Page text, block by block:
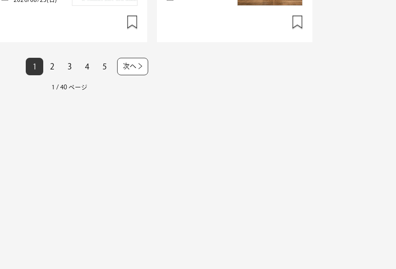
1 2 3 4 5 次へ
1 / 40 ページ